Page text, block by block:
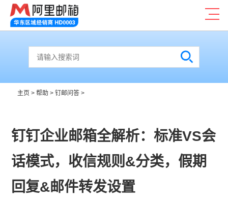
主页 > 帮助> 钉邮问答>
钉钉企业邮箱全解析：标准VS会
话模式，收信规则&分类，假期
回复&邮件转发设置